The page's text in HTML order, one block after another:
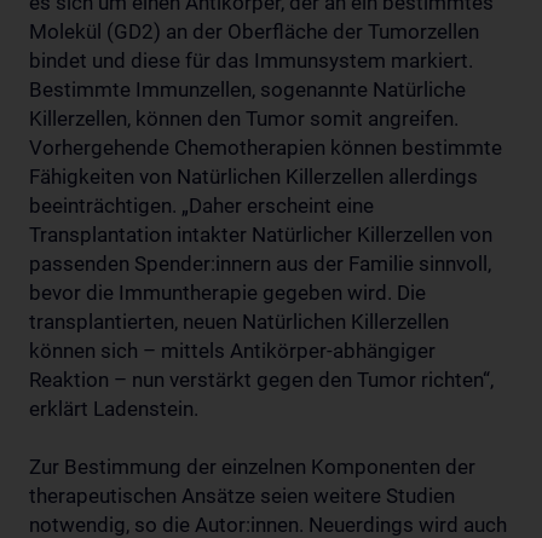
Molekül (GD2) an der Oberfläche der Tumorzellen
bindet und diese für das Immunsystem markiert.
Bestimmte Immunzellen, sogenannte Natürliche
Killerzellen, können den Tumor somit angreifen.
Vorhergehende Chemotherapien können bestimmte
Fähigkeiten von Natürlichen Killerzellen allerdings
beeinträchtigen. „Daher erscheint eine
Transplantation intakter Natürlicher Killerzellen von
passenden Spender:innern aus der Familie sinnvoll,
bevor die Immuntherapie gegeben wird. Die
transplantierten, neuen Natürlichen Killerzellen
können sich – mittels Antikörper-abhängiger
Reaktion – nun verstärkt gegen den Tumor richten“,
erklärt Ladenstein.
Zur Bestimmung der einzelnen Komponenten der
therapeutischen Ansätze seien weitere Studien
notwendig, so die Autor:innen. Neuerdings wird auch